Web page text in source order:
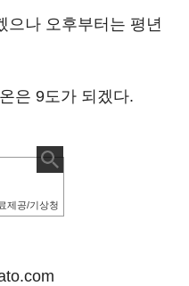
으나 오후부터는 평년
은 9도가 되겠다.
제공/기상청